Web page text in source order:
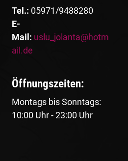
Tel.: 05971/9488280
E-
Mail: uslu_jolanta@hotm
ail.de
Öffnungszeiten:
Montags bis Sonntags:
10:00 Uhr - 23:00 Uhr